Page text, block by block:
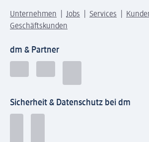
Unternehmen Jobs Services
Geschäftskunden
dm & Partner
Sicherheit & Datenschutz bei dm